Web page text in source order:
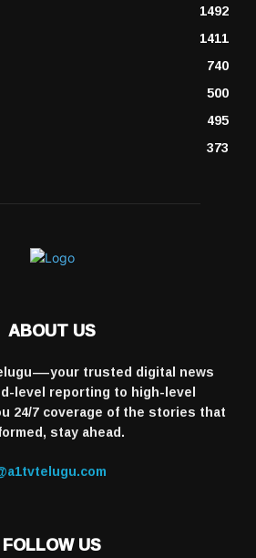
1492
1411
740
500
495
373
ABOUT US
trusted digital news
level reporting to high-level
24/7 coverage of the stories that
stay ahead.
FOLLOW US